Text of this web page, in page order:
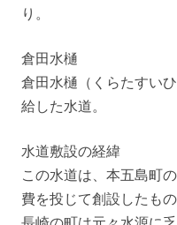
り。
倉田水樋
倉田水樋（くらたすい
給した水道。
水道敷設の経緯
この水道は、本五島町
費を投じて創設したもの